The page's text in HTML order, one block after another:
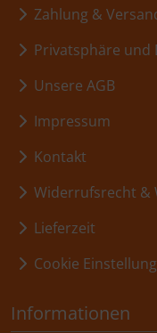
Zahlung &
Privatsphäre und
Unsere AGB
Impressum
Kontakt
Widerrufsrecht &
Lieferzeit
Cookie
Informationen